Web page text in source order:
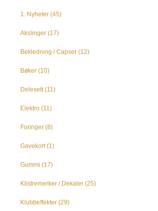
1. Nyheter (45)
Akslinger (17)
Bekledning / Capser (12)
Bøker (10)
Delesett (11)
Elektro (11)
Foringer (8)
Gavekort (1)
Gummi (17)
Klistremerker / Dekaler (25)
Klubbeffekter (29)